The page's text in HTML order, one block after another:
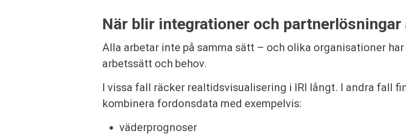
När blir integrationer och partnerlösningar
Alla arbetar inte på samma sätt – och olika organisationer har
arbetssätt och behov.
I vissa fall räcker realtidsvisualisering i IRI långt. I andra fall
kombinera fordonsdata med exempelvis:
väderprognoser